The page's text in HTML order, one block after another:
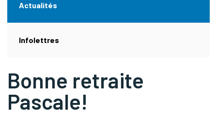
Will Open In A New Window)
Will Open In A New Window)
Actualités
(actuellement sélectionnée)
Infolettres
Bonne retraite
Pascale!